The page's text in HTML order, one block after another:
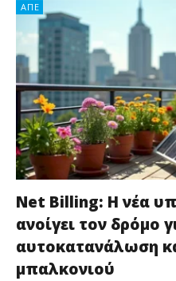
ΑΠΕ
Net Billing: Η νέα
ανοίγει τον δρόμο
αυτοκατανάλωση
μπαλκονιού